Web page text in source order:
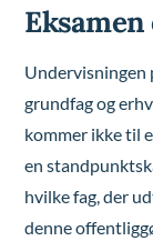
Undervisningen
grundfag og
kommer ikke til
en
hvilke fag, der
denne